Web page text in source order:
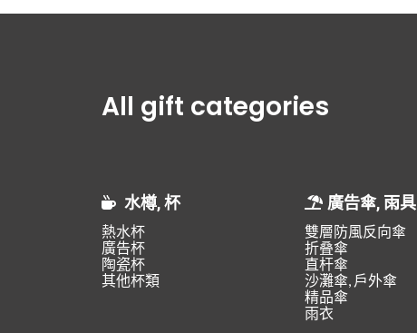
All gift categories
水樽, 杯
熱水杯
廣告杯
陶瓷杯
其他杯類
廣告傘, 雨具
雙層防風反向傘
折叠傘
直杆傘
沙灘傘, 戶外傘
精品傘
雨衣